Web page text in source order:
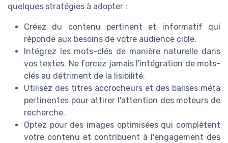
quelques stratégies à adopter :
Créez du contenu pertinent et informatif qui
réponde aux besoins de votre audience cible.
Intégrez les mots-clés de manière naturelle dans
vos textes. Ne forcez jamais l'intégration de mots-
clés au détriment de la lisibilité.
Utilisez des titres accrocheurs et des balises méta
pertinentes pour attirer l'attention des moteurs de
recherche.
Optez pour des images optimisées qui complètent
votre contenu et contribuent à l'engagement des